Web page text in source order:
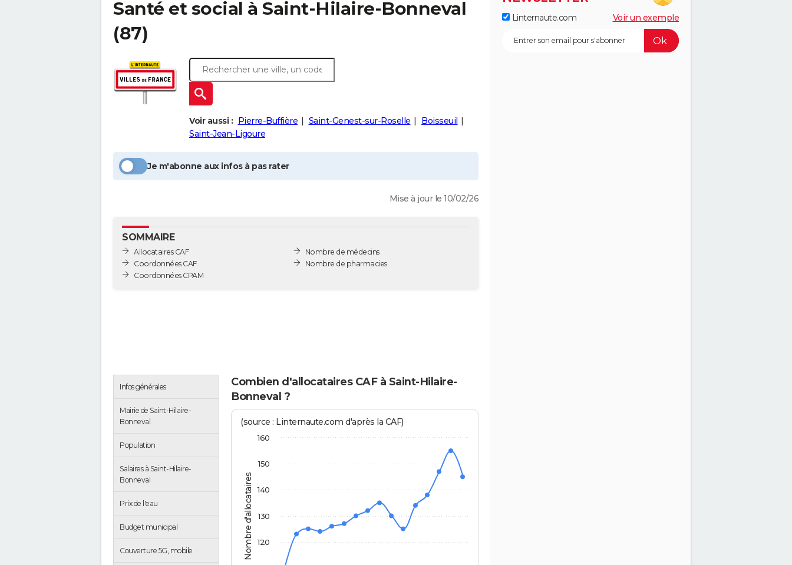
Santé et social à Saint-Hilaire-Bonneval
(87)
Voir aussi : Pierre-Buffière Saint-Genest-sur-Roselle
Boisseuil
Saint-Jean-Ligoure
Je m'abonne aux infos à pas rater
Mise à jour le 10/02/26
SOMMAIRE
Allocataires CAF
Coordonnées CAF
Coordonnées CPAM
Nombre de médecins
Nombre de pharmacies
Infos générales
Mairie de Saint-Hilaire-
Bonneval
Population
Salaires à Saint-Hilaire-
Bonneval
Prix de l'eau
Budget municipal
Couverture 5G, mobile
Combien d'allocataires CAF à Saint-Hilaire-
Bonneval ?
Nombre d'allocataires
(source : Linternaute.com d'après la CAF)
120
130
140
150
160
Linternaute.com Voir un exemple